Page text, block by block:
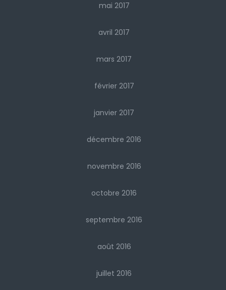
mai 2017
avril 2017
mars 2017
février 2017
janvier 2017
décembre 2016
novembre 2016
octobre 2016
septembre 2016
août 2016
juillet 2016